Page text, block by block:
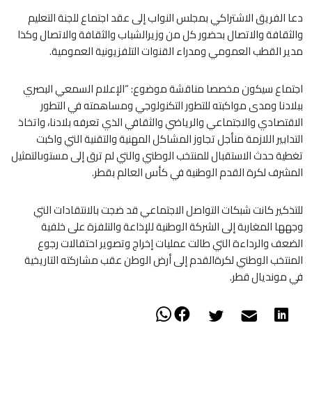
دعا الفريق الاشتراكي بمجلس النواب إلى عقد اجتماع للجنة التعليم
والثقافة والاتصال بحضور كل من وزيرالشباب والثقافة والاتصال وكذا
مدير القطب العمومي ومدراء القنوات التلفزيونية العمومية.
اجتماع سيكون مخصصا مناقشة موضوع: “الإعلام السمعي البصري
ببلادنا ومدى مواكبته للتطور التكنولوجي ومساهمته في التطور
الاقتصادي والاجتماعي والرياضي والثقافي الذي تعرفه بلادنا، واتخاذ
التدابير اللازمة منأجل تجاوز المشاكل المهنية والتقنية التي واكبت
تغطية حدث الاستقبال للمنتخب الوطني والتي لم ترق إلى مستوىالتمثيل
المشرف لكرة القدم الوطنية في كأس العالم بقطر.
للتذكير كانت شبكات التواصل الاجتماعي قد ضجت بالانتقادات التي
وجهها المغاربة إلى الشركة الوطنية للإذاعة والتلفزة على خلفية
الضعف والرداءة التي طالت عمليات إخراج وتصوير احتفالات رجوع
المنتخب الوطني لكرةالقدم إلى أرض الوطن عقب مشاركته التاريخية
في مونديال قطر.